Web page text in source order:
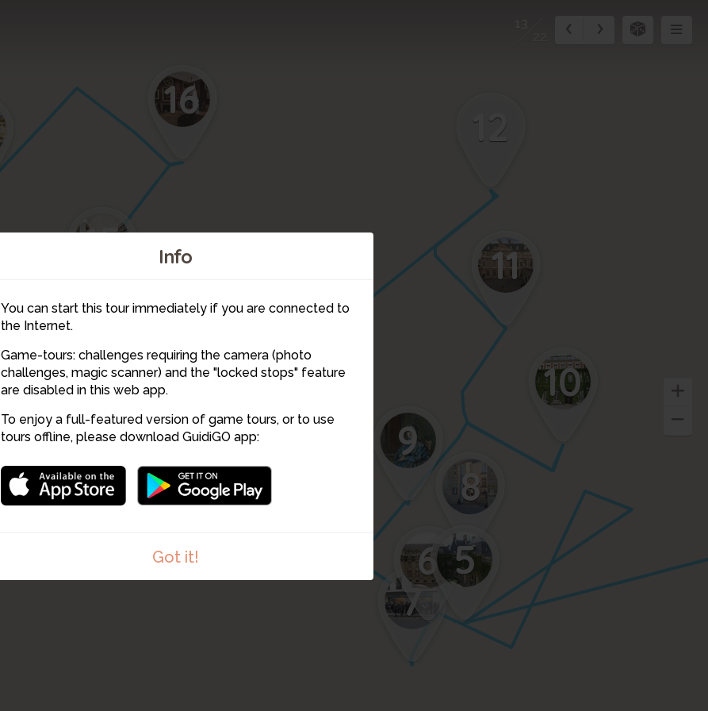
Info
You can start this tour immediately if you are connected to
the Internet.
Game-tours: challenges requiring the camera (photo
challenges, magic scanner) and the "locked stops" feature
are disabled in this web app.
To enjoy a full-featured version of game tours, or to use
tours offline, please download GuidiGO app:
Got it!
16
15
1413
12
11
10
9
8
7
6 5